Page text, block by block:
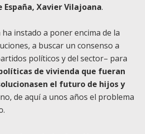
España, Xavier Vilajoana.
instado a poner encima de la
a buscar un consenso a
políticos y del sector– para
de vivienda que fueran
el futuro de hijos y
de aquí a unos años el problema